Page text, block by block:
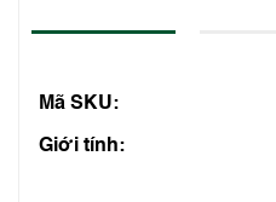
Mã SKU:
Giới tính: